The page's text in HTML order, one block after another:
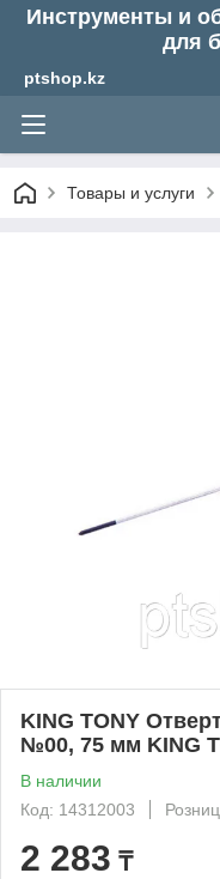
Инструменты и
для
ptshop.kz
Товары и услуги
KING TONY
№00, 75 мм KING
В наличии
Код: 14312003
2 283 ₸